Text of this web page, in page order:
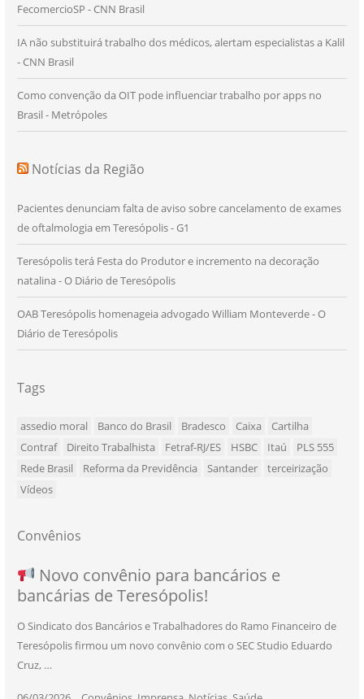
FecomercioSP - CNN Brasil
IA não substituirá trabalho dos médicos, alertam especialistas a Kalil
- CNN Brasil
Como convenção da OIT pode influenciar trabalho por apps no
Brasil - Metrópoles
Notícias da Região
Pacientes denunciam falta de aviso sobre cancelamento de exames
de oftalmologia em Teresópolis - G1
Teresópolis terá Festa do Produtor e incremento na decoração
natalina - O Diário de Teresópolis
OAB Teresópolis homenageia advogado William Monteverde - O
Diário de Teresópolis
Tags
assedio moral Banco do Brasil Bradesco Caixa
Cartilha
Contraf
Direito Trabalhista Fetraf-RJ/ES HSBC Itaú
PLS 555
Rede Brasil
Reforma da Previdência Santander
terceirização
Vídeos
Convênios
SEU NOVO BENEFÍCIO CHEGOU
Novo convênio para bancários e
bancárias de Teresópolis!
O Sindicato dos Bancários e Trabalhadores do Ramo Financeiro de
Teresópolis firmou um novo convênio com o SEC Studio Eduardo
Cruz, …
NOVO CONVÊNIO PARA VOCÊ, BANCÁRIO
E BANCÁRIA!
Convênio com a Rede de Ensino Técnico e
Centro de Qualificação Técnica